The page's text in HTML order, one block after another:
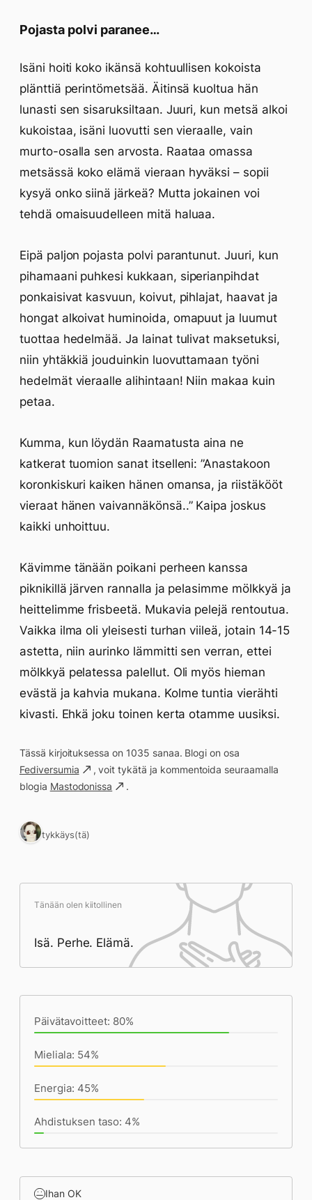
Pojasta polvi paranee…
Isäni hoiti koko ikänsä kohtuullisen kokoista
plänttiä perintömetsää. Äitinsä kuoltua hän
lunasti sen sisaruksiltaan. Juuri, kun metsä alkoi
kukoistaa, isäni luovutti sen vieraalle, vain
murto-osalla sen arvosta. Raataa omassa
metsässä koko elämä vieraan hyväksi – sopii
kysyä onko siinä järkeä? Mutta jokainen voi
tehdä omaisuudelleen mitä haluaa.
Eipä paljon pojasta polvi parantunut. Juuri, kun
pihamaani puhkesi kukkaan, siperianpihdat
ponkaisivat kasvuun, koivut, pihlajat, haavat ja
hongat alkoivat huminoida, omapuut ja luumut
tuottaa hedelmää. Ja lainat tulivat maksetuksi,
niin yhtäkkiä jouduinkin luovuttamaan työni
hedelmät vieraalle alihintaan! Niin makaa kuin
petaa.
Kumma, kun löydän Raamatusta aina ne
katkerat tuomion sanat itselleni: ”Anastakoon
koronkiskuri kaiken hänen omansa, ja riistäkööt
vieraat hänen vaivannäkönsä..” Kaipa joskus
kaikki unhoittuu.
Kävimme tänään poikani perheen kanssa
piknikillä järven rannalla ja pelasimme mölkkyä ja
heittelimme frisbeetä. Mukavia pelejä rentoutua.
Vaikka ilma oli yleisesti turhan viileä, jotain 14-15
astetta, niin aurinko lämmitti sen verran, ettei
mölkkyä pelatessa palellut. Oli myös hieman
evästä ja kahvia mukana. Kolme tuntia vierähti
kivasti. Ehkä joku toinen kerta otamme uusiksi.
Tässä kirjoituksessa on 1035 sanaa. Blogi on osa
Fediversumia
, voit tykätä ja kommentoida seuraamalla
blogia Mastodonissa .
1 tykkäys(tä)
Tänään olen kiitollinen
Isä. Perhe. Elämä.
Päivätavoitteet: 80%
Mieliala: 54%
Energia: 45%
Ahdistuksen taso: 4%
Ihan OK